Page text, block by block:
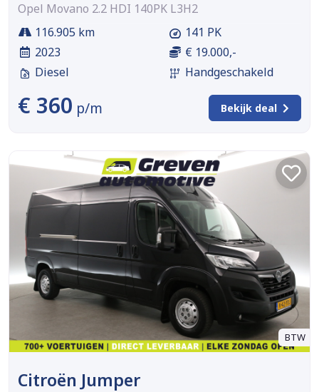
Opel Movano 2.2 HDI 140PK L3H2
116.905 km
2023
Diesel
141 PK
€ 19.000,-
Handgeschakeld
€ 360 p/m Bekijk deal
BTW
Citroën Jumper